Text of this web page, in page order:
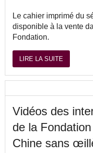
Le cahier imprimé du
disponible à la vente
Fondation.
LIRE LA SUITE
Vidéos des
de la
Chine sans